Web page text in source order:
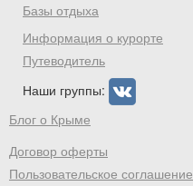
Базы отдыха
Информация о курорте
Путеводитель
Наши группы:
Блог о Крыме
Договор оферты
Пользовательское соглашение